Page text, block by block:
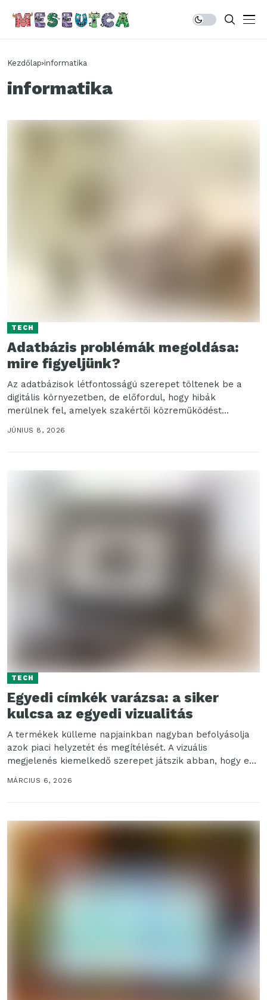
Kezdőlap informatika
informatika
TECH
Adatbázis problémák megoldása:
mire figyeljünk?
Az adatbázisok létfontosságú szerepet töltenek be a
digitális környezetben, de előfordul, hogy hibák
merülnek fel, amelyek szakértői közreműködést
igényelnek. Ha a probléma távolról...
JÚNIUS 8, 2026
TECH
Egyedi címkék varázsa: a siker
kulcsa az egyedi vizualitás
A termékek külleme napjainkban nagyban befolyásolja
azok piaci helyzetét és megítélését. A vizuális
megjelenés kiemelkedő szerepet játszik abban, hogy egy
vásárló miként viszonyul...
MÁRCIUS 6, 2026